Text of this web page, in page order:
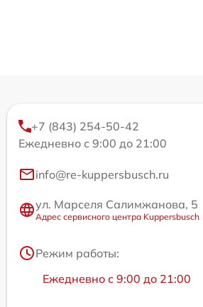
+7 (843) 254-50-42
Ежедневно с 9:00 до 21:00
info@re-kuppersbusch.ru
ул. Марселя Салимжанова, 5
Адрес сервисного центра Kuppersbusch
Режим работы:
Ежедневно с 9:00 до 21:00